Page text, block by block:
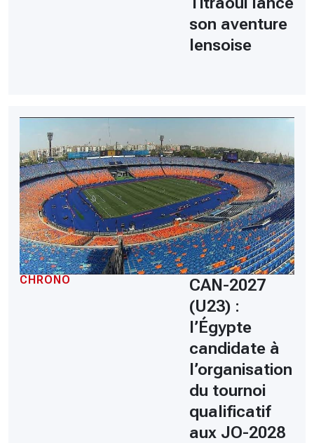
son aventure
lensoise
CHRONO
CAN-2027
(U23) :
l’Égypte
candidate à
l’organisation
du tournoi
qualificatif
aux JO-2028